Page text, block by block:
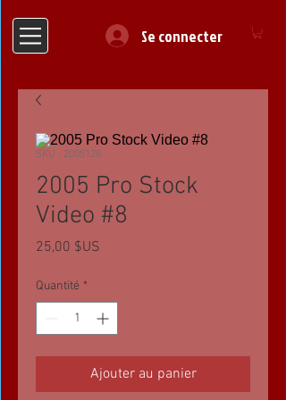
Se connecter
SKU : 2005128
2005 Pro Stock
Video #8
25,00 $US
Quantité *
Ajouter au panier